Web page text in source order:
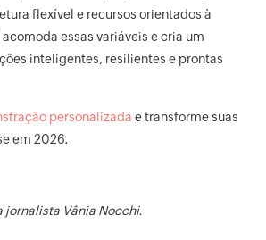
flexível e recursos orientados à
essas variáveis e cria um
inteligentes, resilientes e prontas
personalizada e transforme suas
em 2026.
jornalista Vânia Nocchi.